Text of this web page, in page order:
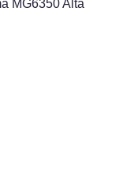
MG6350 Alta